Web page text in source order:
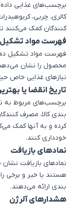
برچسب‌های غذایی
کالری، چربی،
کنندگان کمک می‌کنند
فهرست مواد
فهرست مواد تشکیل
محصول را نشان می‌دهد.
نیازهای غذایی خاص
تاریخ انقضا یا
برچسب‌های مربوط به
بندی کالا، مصرف
کرده و به آنها کمک
خودداری کنند.
نمادهای بازیافت
نمادهای بازیافت
هستند یا خیر و برخی
بندی ارائه می‌دهند.
هشدارهای آلرژن